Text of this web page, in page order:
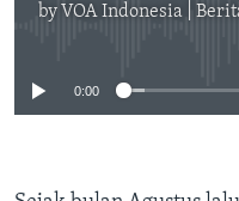
by VOA Indonesia | Berita AS,
No media
0:00